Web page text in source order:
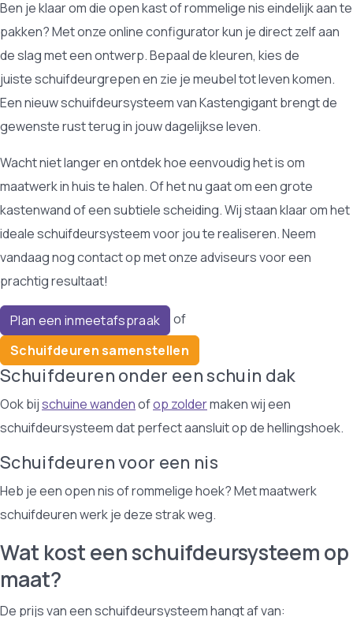
Ben je klaar om die open kast of rommelige nis eindelijk aan te
pakken? Met onze online configurator kun je direct zelf aan
de slag met een ontwerp. Bepaal de kleuren, kies de
juiste schuifdeurgrepen en zie je meubel tot leven komen.
Een nieuw schuifdeursysteem van Kastengigant brengt de
gewenste rust terug in jouw dagelijkse leven.
Wacht niet langer en ontdek hoe eenvoudig het is om
maatwerk in huis te halen. Of het nu gaat om een grote
kastenwand of een subtiele scheiding. Wij staan klaar om het
ideale schuifdeursysteem voor jou te realiseren. Neem
vandaag nog contact op met onze adviseurs voor een
prachtig resultaat!
Plan een inmeetafspraak
of
Schuifdeuren samenstellen
Schuifdeuren onder een schuin dak
Ook bijschuine wandenofop zoldermaken wij een
schuifdeursysteem dat perfect aansluit op de hellingshoek.
Schuifdeuren voor een nis
Heb je een open nis of rommelige hoek? Met maatwerk
schuifdeuren werk je deze strak weg.
Wat kost een schuifdeursysteem op
maat?
De prijs van een schuifdeursysteem hangt af van: